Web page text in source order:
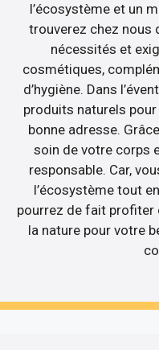
l’écosystème et un
trouverez chez nous
nécessités et
cosmétiques,
d’hygiène. Dans
produits naturels
bonne adresse.
soin de votre corps
responsable. Car,
l’écosystème tout
pourrez de fait profiter
la nature pour votre